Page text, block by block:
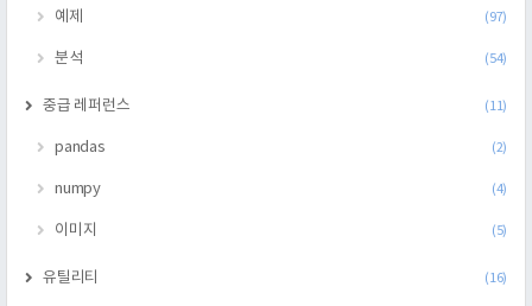
예제 (97)
분석 (54)
중급 레퍼런스 (11)
pandas (2)
numpy (4)
이미지 (5)
유틸리티 (16)